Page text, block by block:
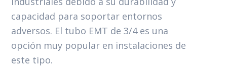
capacidad para soportar entornos
adversos. El tubo EMT de 3/4 es una
opción muy popular en instalaciones de
este tipo.